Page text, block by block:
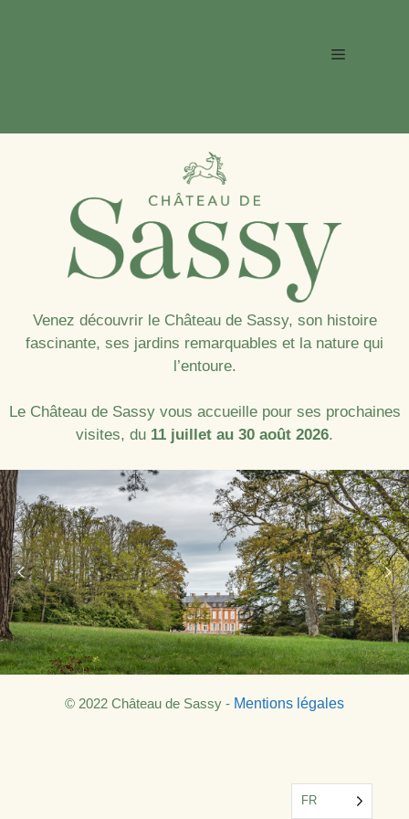
Menu
Venez découvrir le Château de Sassy, son histoire
fascinante, ses jardins remarquables et la nature qui
l’entoure.
Le Château de Sassy vous accueille pour ses prochaines
visites, du 11 juillet au 30 août 2026.
© 2022 Château de Sassy - Mentions légales
FR